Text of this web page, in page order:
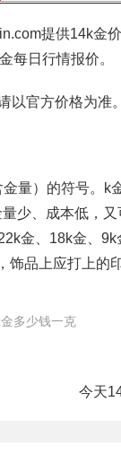
提供14k金
每日行情报价。
以官方价格为准
量）的符号。k
少、成本低，
金、18k金、
品上应打上的
金多少钱一克
今天